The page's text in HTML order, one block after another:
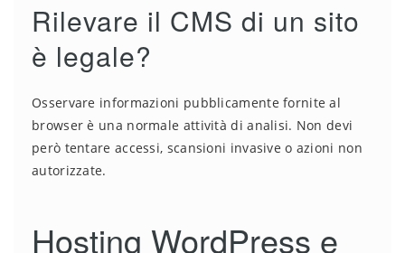
Rilevare il CMS di un sito
è legale?
Osservare informazioni pubblicamente fornite al
browser è una normale attività di analisi. Non devi
però tentare accessi, scansioni invasive o azioni non
autorizzate.
Hosting WordPress e